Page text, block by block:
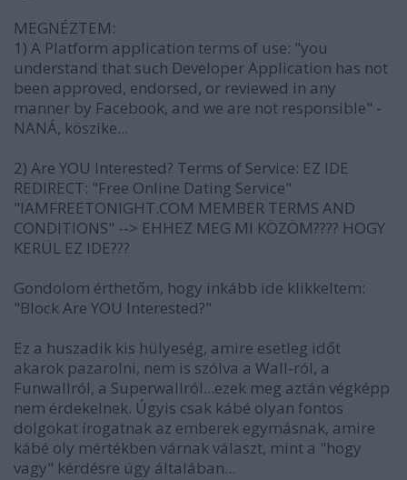
MEGNÉZTEM:
1) A Platform application terms of use: "you
understand that such Developer Application has not
been approved, endorsed, or reviewed in any
manner by Facebook, and we are not responsible" -
NANÁ, köszike...
2) Are YOU Interested? Terms of Service: EZ IDE
REDIRECT: "Free Online Dating Service"
"IAMFREETONIGHT.COM MEMBER TERMS AND
CONDITIONS" --> EHHEZ MEG MI KÖZÖM???? HOGY
KERÜL EZ IDE???
Gondolom érthetőm, hogy inkább ide klikkeltem:
"Block Are YOU Interested?"
Ez a huszadik kis hülyeség, amire esetleg időt
akarok pazarolni, nem is szólva a Wall-ról, a
Funwallról, a Superwallról...ezek meg aztán végképp
nem érdekelnek. Úgyis csak kábé olyan fontos
dolgokat írogatnak az emberek egymásnak, amire
kábé oly mértékben várnak választ, mint a "hogy
vagy" kérdésre úgy általában...